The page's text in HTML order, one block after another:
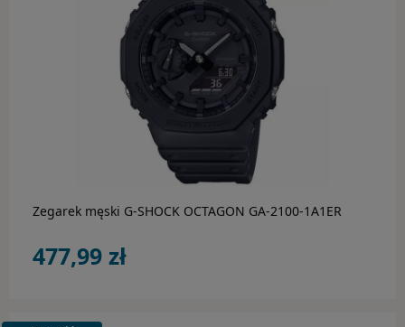
Zegarek męski G-SHOCK OCTAGON GA-2100-1A1ER
477,99 zł